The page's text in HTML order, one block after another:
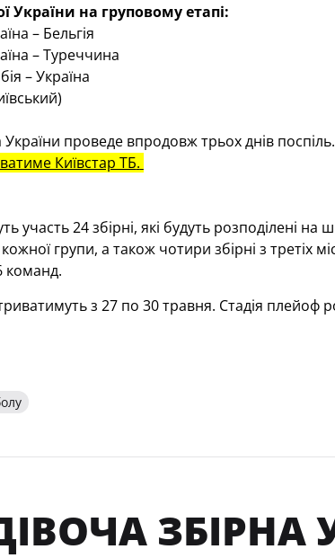
України на груповому етапі:
– Бельгія
– Туреччина
– Україна
Київстар ТБ.
участь 24 збірні, які будуть
групи, а також чотири збірні з третіх
команд.
з 27 по 30 травня. Стадія
ЗБІРНА